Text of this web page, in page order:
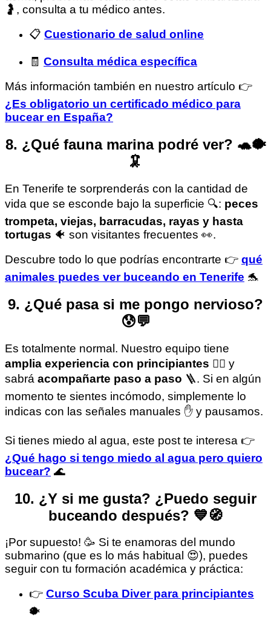
🤰, consulta a tu médico antes.
📋 Cuestionario de salud online
🧾 Consulta médica específica
Más información también en nuestro artículo 👉
¿Es obligatorio un certificado médico para
bucear en España?
8. ¿Qué fauna marina podré ver? 🐢🐡
🦑
En Tenerife te sorprenderás con la cantidad de
vida que se esconde bajo la superficie 🔍: peces
trompeta, viejas, barracudas, rayas y hasta
tortugas 🐠 son visitantes frecuentes 👀.
Descubre todo lo que podrías encontrarte 👉 qué
animales puedes ver buceando en Tenerife 🐬
9. ¿Qué pasa si me pongo nervioso?
😰💬
Es totalmente normal. Nuestro equipo tiene
amplia experiencia con principiantes 🙋‍♂️ y
sabrá acompañarte paso a paso 🪜. Si en algún
momento te sientes incómodo, simplemente lo
indicas con las señales manuales ✋ y pausamos.
Si tienes miedo al agua, este post te interesa 👉
¿Qué hago si tengo miedo al agua pero quiero
bucear? 🌊
10. ¿Y si me gusta? ¿Puedo seguir
buceando después? 💙🧭
¡Por supuesto! 🥳 Si te enamoras del mundo
submarino (que es lo más habitual 😍), puedes
seguir con tu formación académica y práctica:
👉 Curso Scuba Diver para principiantes
🐡